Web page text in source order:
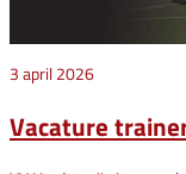
3 april 2026
Vacature